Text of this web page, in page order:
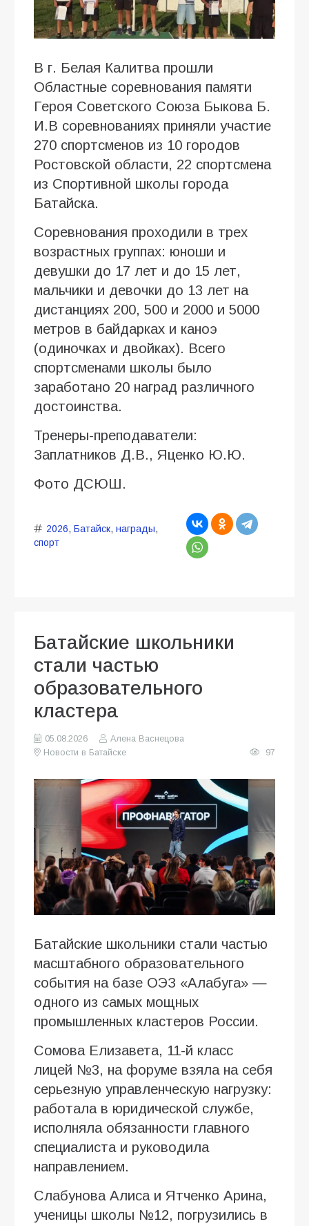
В г. Белая Калитва прошли
Областные соревнования памяти
Героя Советского Союза Быкова Б.
И.В соревнованиях приняли участие
270 спортсменов из 10 городов
Ростовской области, 22 спортсмена
из Спортивной школы города
Батайска.
Соревнования проходили в трех
возрастных группах: юноши и
девушки до 17 лет и до 15 лет,
мальчики и девочки до 13 лет на
дистанциях 200, 500 и 2000 и 5000
метров в байдарках и каноэ
(одиночках и двойках). Всего
спортсменами школы было
заработано 20 наград различного
достоинства.
Тренеры-преподаватели:
Заплатников Д.В., Яценко Ю.Ю.
Фото ДСЮШ.
2026, Батайск, награды,
спорт
Батайские школьники
стали частью
образовательного
кластера
05.08.2026
Алена Васнецова
Новости в Батайске
97
Батайские школьники стали частью
масштабного образовательного
события на базе ОЭЗ «Алабуга» —
одного из самых мощных
промышленных кластеров России.
Сомова Елизавета, 11-й класс
лицей №3, на форуме взяла на себя
серьезную управленческую нагрузку:
работала в юридической службе,
исполняла обязанности главного
специалиста и руководила
направлением.
Слабунова Алиса и Ятченко Арина,
ученицы школы №12, погрузились в